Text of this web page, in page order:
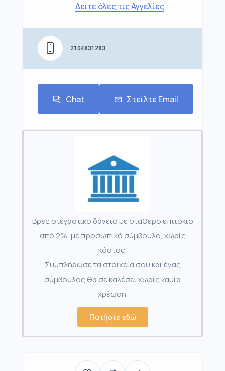
Δείτε όλες τις Αγγελίες
2104831283
Chat Στείλτε Email
Βρες στεγαστικό δάνειο με σταθερό επιτόκιο
από 2%, με προσωπικό σύμβουλο, χωρίς
κόστος.
Συμπλήρωσε τα στοιχεία σου και ένας
σύμβουλος θα σε καλέσει χωρίς καμία
χρέωση.
Πατήστε εδώ